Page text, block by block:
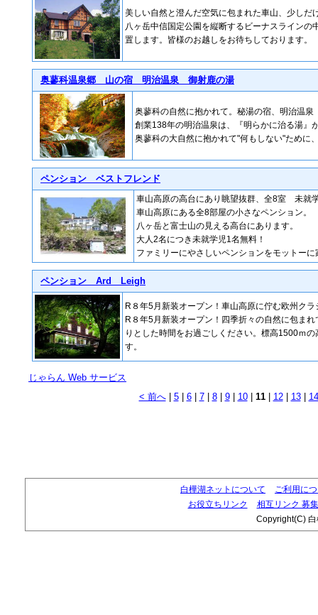
美しい自然と澄んだ空気に包まれた車山、少しだ
八ヶ岳中信国定公園を縦断するビーナスラインの
置します。皆様のお越しをお待ちしております
奥蓼科温泉郷 山の宿 明治温泉 御射鹿の湯
奥蓼科の自然に抱かれて。秘湯の宿、明治温泉
創業138年の明治温泉は、『明らかに治る湯』
奥蓼科の大自然に抱かれて"何もしない"ために
ペンション ベストフレンド
車山高原の高台にあり眺望抜群、全8室 未就
車山高原にある全8部屋の小さなペンション。
八ヶ岳と富士山の見える高台にあります。
大人2名につき未就学児1名無料！
ファミリーにやさしいペンションをモットー
ペンション Ard Leigh
R８年5月新装オープン！車山高原に佇む欧州ク
R８年5月新装オープン！四季折々の自然に包ま
りとした時間をお過ごしください。標高1500ｍ
す。
じゃらん Web サービス
< 前へ| 5| 6| 7| 8| 9| 10| 11| 12| 13| 14
白樺湖ネットについて
ご利用に
お役立ちリンク
相互リンク 募
Copyright(C)